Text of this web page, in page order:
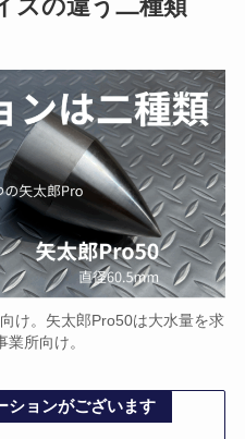
ズの違う二種類
け。矢太郎Pro50は大水量を求
所向け。
ションがございます